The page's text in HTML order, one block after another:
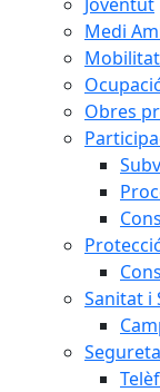
Medi
Mobilitat
Obres
Sanitat i